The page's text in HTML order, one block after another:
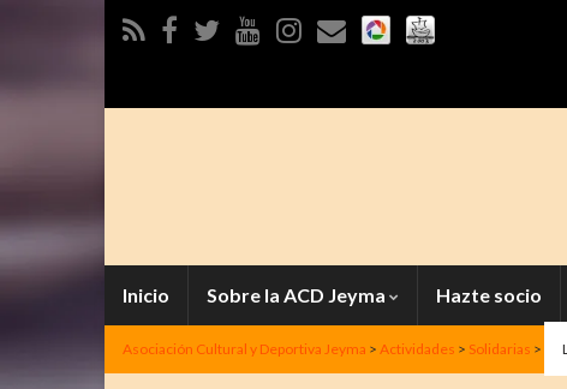
Inicio Sobre la ACD Jeyma Hazte socio
Asociación Cultural y Deportiva Jeyma > Actividades > Solidarias >